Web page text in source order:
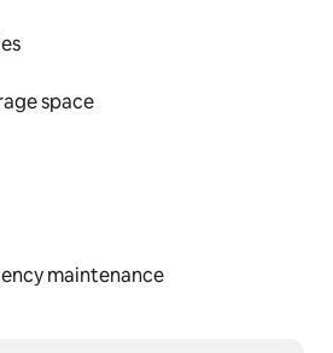
space
maintenance